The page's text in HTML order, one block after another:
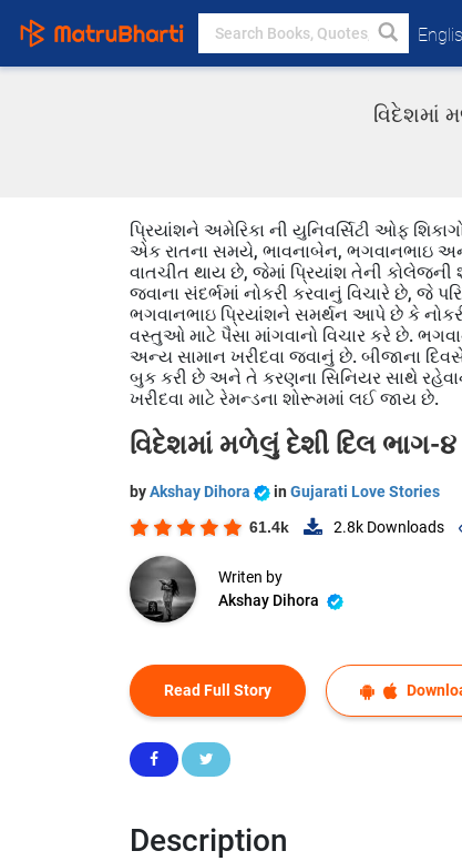
વિદેશમાં
પ્રિયાંશને અમેરિકા ની યુનિવર્સિટી ઓફ
એક રાતના સમયે, ભાવનાબેન, ભગવાનભાઇ
વાતચીત થાય છે, જેમાં પ્રિયાંશ તેની
જવાના સંદર્ભમાં નોકરી કરવાનું વિચારે છે, જે
ભગવાનભાઇ પ્રિયાંશને સમર્થન આપે છે કે
વસ્તુઓ માટે પૈસા માંગવાનો વિચાર કરે છે.
અન્ય સામાન ખરીદવા જવાનું છે. બીજાના
બુક કરી છે અને તે કરણના સિનિયર સાથે
ખરીદવા માટે રેમન્ડના શોરૂમમાં લઈ જાય છે.
વિદેશમાં મળેલું દેશી દિલ ભાગ-૪
byAkshay Dihora in Gujarati Love Stories
61.4k 2.8k Downloads
Writen by
Akshay Dihora
Read Full Story
Description